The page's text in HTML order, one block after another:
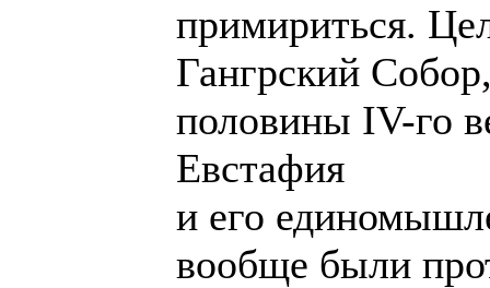
примириться.
Гангрский
половины IV-го
Евстафия
и его
вообще были